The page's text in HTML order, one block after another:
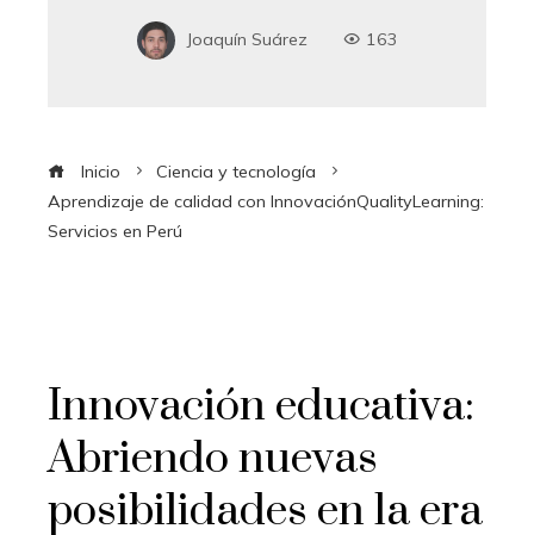
Joaquín Suárez 163
Inicio
Ciencia y tecnología
Aprendizaje de calidad con InnovaciónQualityLearning:
Servicios en Perú
Innovación educativa:
Abriendo nuevas
posibilidades en la era